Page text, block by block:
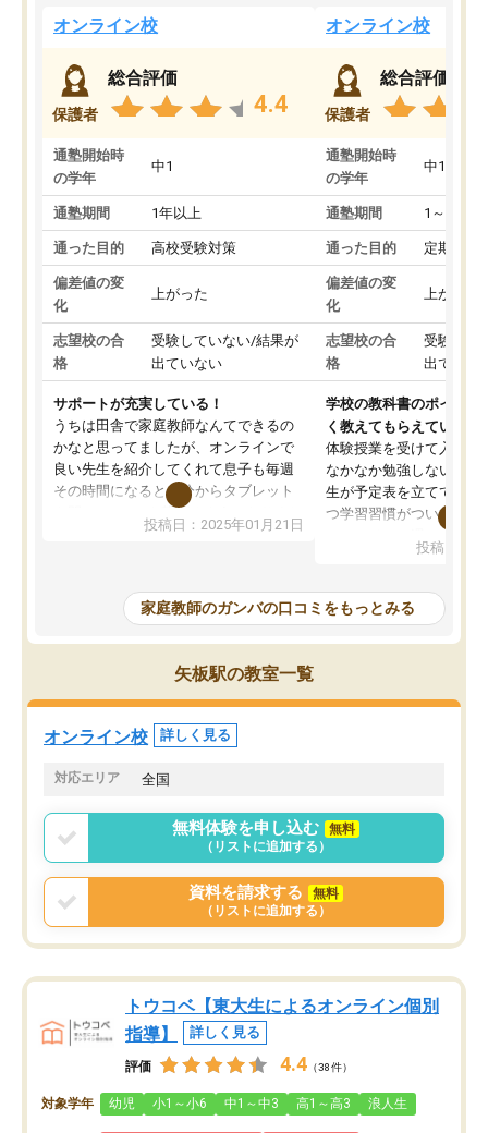
オンライン校
保護者
総合評価
4.4
通塾開始時
の学年
中1
通塾期間 1年以上
通った目的 高校受験対策
偏差値の変
化
上がった
志望校の合
格
受験していない/結果が
出ていない
サポートが充実している！
うちは田舎で家庭教師なんてできるの
かなと思ってましたが、オンラインで
良い先生を紹介してくれて息子も毎週
その時間になると自分からタブレット
を開いてzoomを繋げるようになりまし
た！5科目なんでもOKなのもとても気
めて1年ほどだった今では平均点以上の
科目が増えてきました！あと1年受験ま
であるので無料の週末教室を使用しな
がら頑張って欲しいと思います！
投稿日：2025年01月21日
オンライン校
保護者
総合評価
通塾開始時
の学年
中1
通塾期間 1～3ヵ月
通った目的 定期テス
偏差値の変
化
上がった
志望校の合
格
受験して
出ていな
学校の教科書のポイント
く教えてもらえている
体験授業を受けて入塾し
なかなか勉強しない息子
生が予定表を立ててくれ
つ学習習慣がついてきま
指導が無い日も予定表
問できるのでとても助か
投稿日：
家庭教師のガンバの口コミをもっとみる
矢板駅の教室一覧
オンライン校 詳しく見る
対応エリア 全国
無料体験を申し込む
無料
（リストに追加する）
資料を請求する
無料
（リストに追加する）
トウコベ【東大生によるオンライン個別
指導】
詳しく見る
評価 4.4 （38件）
対象学年 幼児 小1～小6 中1～中3 高1～高3 浪人生